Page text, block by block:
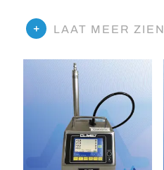
LAAT MEER ZIEN